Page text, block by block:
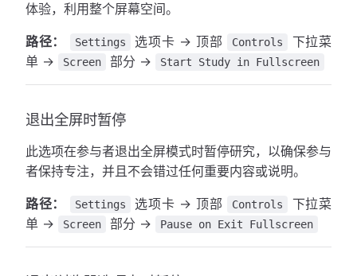
体验，利用整个屏幕空间。
路径： Settings 选项卡 → 顶部 Controls
下拉菜
单 →
Screen 部分 → Start Study in Fullscreen
退出全屏时暂停
此选项在参与者退出全屏模式时暂停研究，以确保参与
者保持专注，并且不会错过任何重要内容或说明。
路径： Settings 选项卡 → 顶部 Controls
下拉菜
单 →
Screen 部分 → Pause on Exit Fullscreen